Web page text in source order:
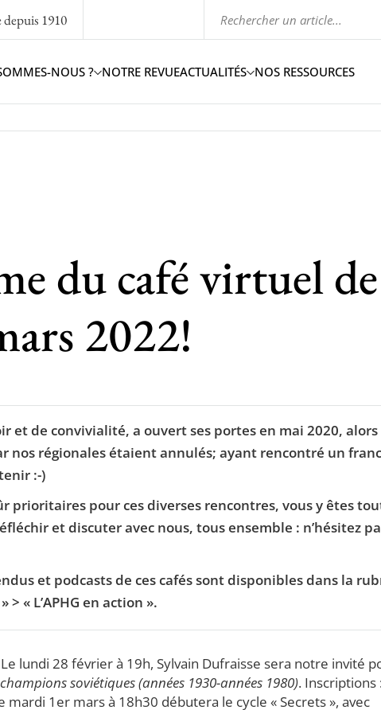
depuis 1910
NOUS ? NOTRE REVUEACTUALITÉS NOS RESSOURCES
du café virtuel de
2022!
et de convivialité, a ouvert ses portes en mai 2020,
nos régionales étaient annulés; ayant rencontré un franc
:-)
prioritaires pour ces diverses rencontres, vous y êtes
et discuter avec nous, tous ensemble : n’hésitez
et podcasts de ces cafés sont disponibles dans la
« L’APHG en action ».
lundi 28 février à 19h, Sylvain Dufraisse sera notre invité
soviétiques (années 1930-années 1980). Inscriptions
mardi 1er mars à 18h30 débutera le cycle « Secrets », avec